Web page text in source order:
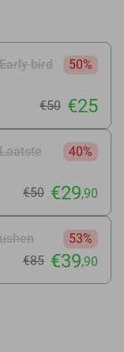
bird
50%
€50 €25
40%
€50 €29,90
53%
€85 €39,90